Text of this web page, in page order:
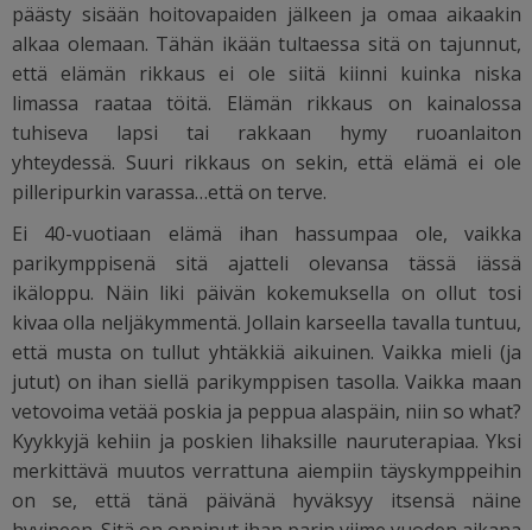
päästy sisään hoitovapaiden jälkeen ja omaa aikaakin
alkaa olemaan. Tähän ikään tultaessa sitä on tajunnut,
että elämän rikkaus ei ole siitä kiinni kuinka niska
limassa raataa töitä. Elämän rikkaus on kainalossa
tuhiseva lapsi tai rakkaan hymy ruoanlaiton
yhteydessä. Suuri rikkaus on sekin, että elämä ei ole
pilleripurkin varassa…että on terve.
Ei 40-vuotiaan elämä ihan hassumpaa ole, vaikka
parikymppisenä sitä ajatteli olevansa tässä iässä
ikäloppu. Näin liki päivän kokemuksella on ollut tosi
kivaa olla neljäkymmentä. Jollain karseella tavalla tuntuu,
että musta on tullut yhtäkkiä aikuinen. Vaikka mieli (ja
jutut) on ihan siellä parikymppisen tasolla. Vaikka maan
vetovoima vetää poskia ja peppua alaspäin, niin so what?
Kyykkyjä kehiin ja poskien lihaksille nauruterapiaa. Yksi
merkittävä muutos verrattuna aiempiin täyskymppeihin
on se, että tänä päivänä hyväksyy itsensä näine